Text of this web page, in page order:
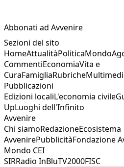
Abbonati ad Avvenire
Sezioni del sito
HomeAttualitàPoliticaMondo
CommentiEconomiaVita e
CuraFamigliaRubriche
Pubblicazioni
Edizioni localiL'economia civile
UpLuoghi dell'Infinito
Avvenire
Chi siamoRedazioneEcosistema
AvvenirePubblicitàFondazione
Mondo CEI
SIRRadio InBluTV2000FISC